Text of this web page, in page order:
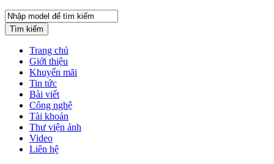
Tìm kiếm
Trang chủ
Giới thiệu
Khuyến mãi
Tin tức
Bài viết
Công nghệ
Tài khoản
Thư viện ảnh
Video
Liên hệ